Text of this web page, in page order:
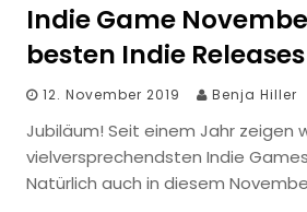
Indie Game
besten Indie
12. November 2019 Benja Hiller
Jubiläum! Seit einem Jahr zeigen
vielversprechendsten Indie
Natürlich auch in diesem